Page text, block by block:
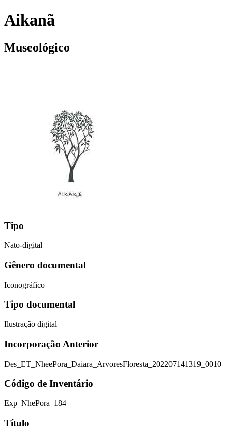
Aikanã
Museológico
Tipo
Nato-digital
Gênero documental
Iconográfico
Tipo documental
Ilustração digital
Incorporação Anterior
Des_ET_NheePora_Daiara_ArvoresFloresta_202207141319_0010
Código de Inventário
Exp_NhePora_184
Título